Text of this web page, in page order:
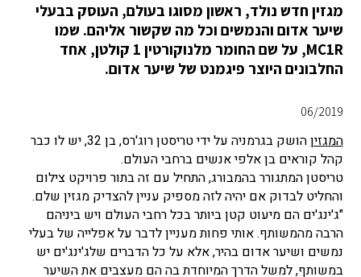
מגזין חדש נולד, ראשון מסוגו בעולם, העוסק בבעלי
שיער אדום והנמשים וכל מה שקשור אליהם. שמו
MC1R, על שם החומר מלנוקורטין 1 קולטן, אחד
החלבונים היוצר פיגמנט של שיער אדום.
06/2019
המגזין
הושק בגרמניה על ידי טריסטן רוג'רס, בן 32, יש לו כבר
קהל קוראים בן אלפי אנשים ברחבי העולם.
טריסטן המתגורר בהמבורג, התחיל עם זה בתור פרויקט צילום
והחליט לבדוק אם יהיה לזה מספיק עניין להצדיק מגזין שלם.
"ג'ינג'ים הם מיעוט קטן ביותר בכל רחבי העולם ויש ביניהם
הרבה מהמשותף. אותי פחות מעניין לדבר על אפלייה של בעלי
נמשים ושיער אדום בהיר, אלא על כל הדברים שלג'ינג'ים יש
במשותף, למשל הדרך המיוחדת בה הם מעצבים את השיער